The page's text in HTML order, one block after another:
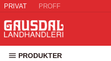
PRIVAT PROFF
PRODUKTER